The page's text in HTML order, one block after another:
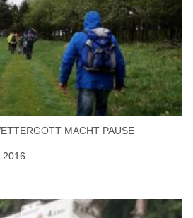
MACHT PAUSE
2016